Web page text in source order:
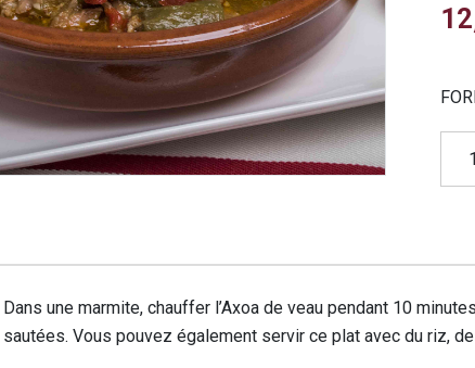
de
service
Dans une marmite, chauffer l’Axoa de veau pendant 10
sautées. Vous pouvez également servir ce plat avec du riz,